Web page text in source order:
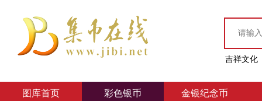
吉祥文化
图库首页 彩色银币 金银纪念币